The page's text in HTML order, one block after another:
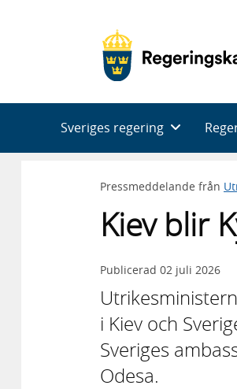
Sveriges regering
Pressmeddelande från
Kiev blir
Publicerad 02 juli 2026
i Kiev och
Sveriges
Odesa.